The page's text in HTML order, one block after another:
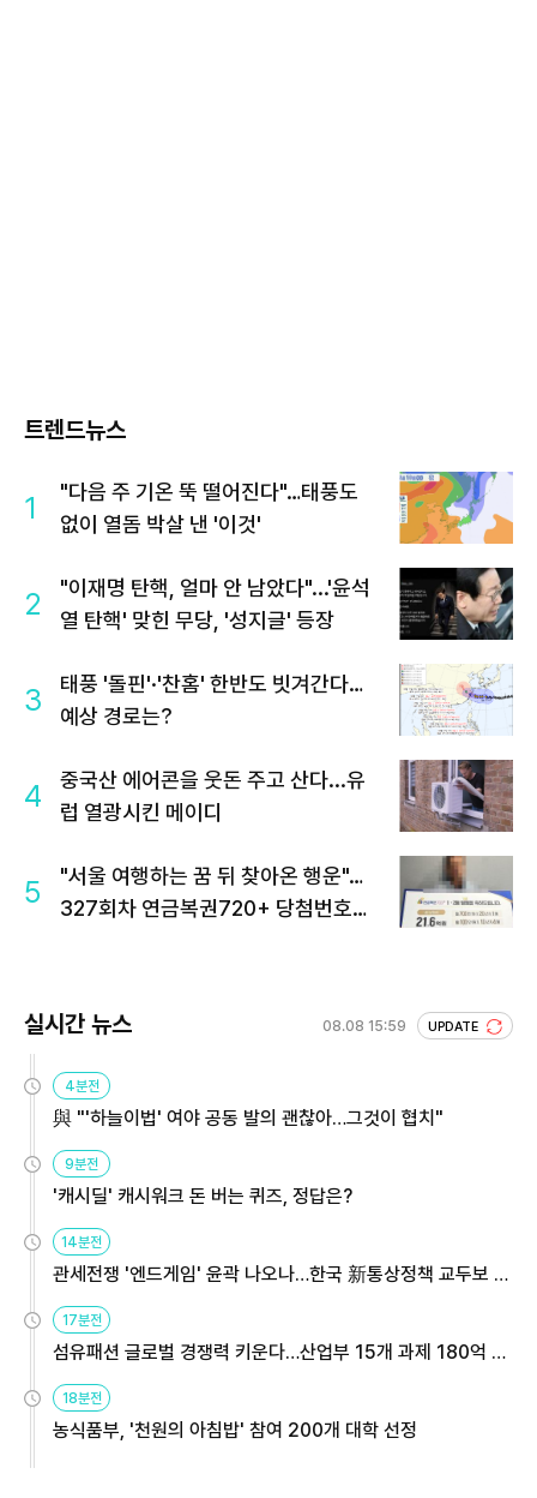
트렌드뉴스
1
"다음 주 기온 뚝 떨어진다"…태풍도
없이 열돔 박살 낸 '이것'
2
"이재명 탄핵, 얼마 안 남았다"...'윤석
열 탄핵' 맞힌 무당, '성지글' 등장
3
태풍 '돌핀'·'찬홈' 한반도 빗겨간다…
예상 경로는?
4
중국산 에어콘을 웃돈 주고 산다...유
럽 열광시킨 메이디
5
"서울 여행하는 꿈 뒤 찾아온 행운"…
327회차 연금복권720+ 당첨번호조
실시간 뉴스 08.08 15:59 UPDATE
4분전
與 "'하늘이법' 여야 공동 발의 괜찮아…그것이 협치"
9분전
'캐시딜' 캐시워크 돈 버는 퀴즈, 정답은?
14분전
관세전쟁 '엔드게임' 윤곽 나오나…한국 新통상정책 교두보 활
용해야
17분전
섬유패션 글로벌 경쟁력 키운다…산업부 15개 과제 180억 지
원
18분전
농식품부, '천원의 아침밥' 참여 200개 대학 선정